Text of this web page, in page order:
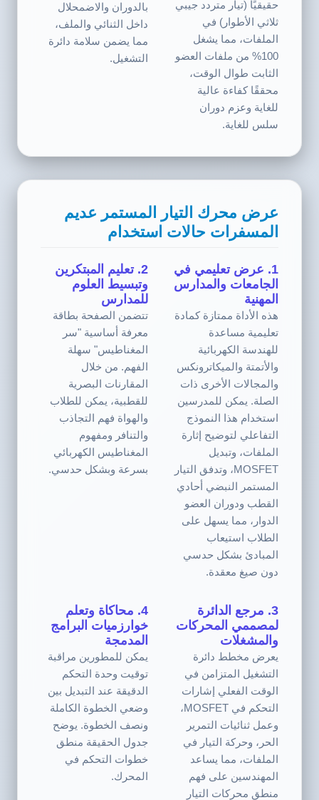
حقيقيًا (تيار متردد جيبي
ثلاثي الأطوار) في
الملفات، مما يشغل
100% من ملفات العضو
الثابت طوال الوقت،
محققًا كفاءة عالية
للغاية وعزم دوران
سلس للغاية.
بالدوران والاضمحلال
داخل الثنائي والملف،
مما يضمن سلامة دائرة
التشغيل.
عرض محرك التيار المستمر عديم
المسفرات حالات استخدام
1. عرض تعليمي في
الجامعات والمدارس
المهنية
هذه الأداة ممتازة كمادة
تعليمية مساعدة
للهندسة الكهربائية
والأتمتة والميكاترونكس
والمجالات الأخرى ذات
الصلة. يمكن للمدرسين
استخدام هذا النموذج
التفاعلي لتوضيح إثارة
الملفات، وتبديل
MOSFET، وتدفق التيار
المستمر النبضي أحادي
القطب ودوران العضو
الدوار، مما يسهل على
الطلاب استيعاب
المبادئ بشكل حدسي
دون صيغ معقدة.
2. تعليم المبتكرين
وتبسيط العلوم
للمدارس
تتضمن الصفحة بطاقة
معرفة أساسية "سر
المغناطيس" سهلة
الفهم. من خلال
المقارنات البصرية
للقطبية، يمكن للطلاب
والهواة فهم التجاذب
والتنافر ومفهوم
المغناطيس الكهربائي
بسرعة وبشكل حدسي.
3. مرجع الدائرة
لمصممي المحركات
والمشغلات
يعرض مخطط دائرة
التشغيل المتزامن في
الوقت الفعلي إشارات
التحكم في MOSFET،
وعمل ثنائيات التمرير
الحر، وحركة التيار في
الملفات، مما يساعد
المهندسين على فهم
منطق محركات التيار
4. محاكاة وتعلم
خوارزميات البرامج
المدمجة
يمكن للمطورين مراقبة
توقيت وحدة التحكم
الدقيقة عند التبديل بين
وضعي الخطوة الكاملة
ونصف الخطوة. يوضح
جدول الحقيقة منطق
خطوات التحكم في
المحرك.